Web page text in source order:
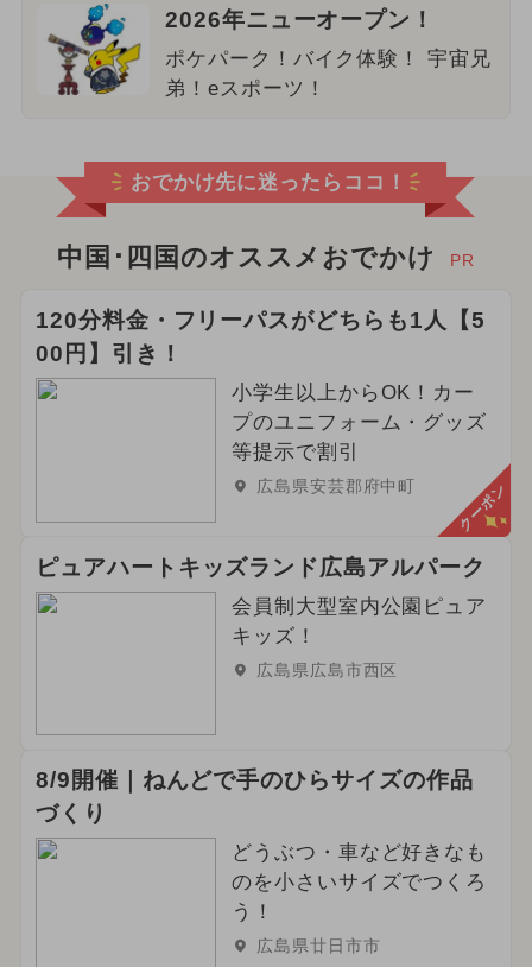
2026年ニューオープン！
ポケパーク！バイク体験！ 宇宙兄
弟！eスポーツ！
おでかけ先に迷ったらココ！
中国･四国のオススメおでかけ PR
120分料金・フリーパスがどちらも1人【5
00円】引き！
小学生以上からOK！カー
プのユニフォーム・グッズ
等提示で割引
広島県安芸郡府中町 クーポン
ピュアハートキッズランド広島アルパーク
会員制大型室内公園ピュア
キッズ！
広島県広島市西区
8/9開催｜ねんどで手のひらサイズの作品
づくり
どうぶつ・車など好きなも
のを小さいサイズでつくろ
う！
広島県廿日市市